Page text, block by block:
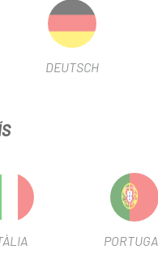
No superar la dosi
DEUTSCH